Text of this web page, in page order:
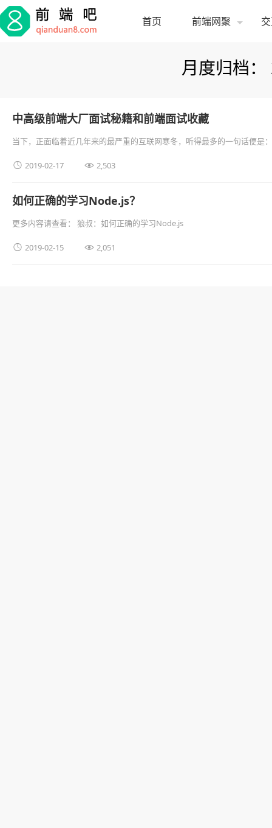
首页 前端网聚
月度归档：
中高级前端大厂面试秘籍和前端面试收藏
当下，正面临着近几年来的最严重的互联网寒冬，听得最多的一句话便是
 2019-02-17  2,503
如何正确的学习Node.js？
更多内容请查看： 狼叔：如何正确的学习Node.js
 2019-02-15  2,051